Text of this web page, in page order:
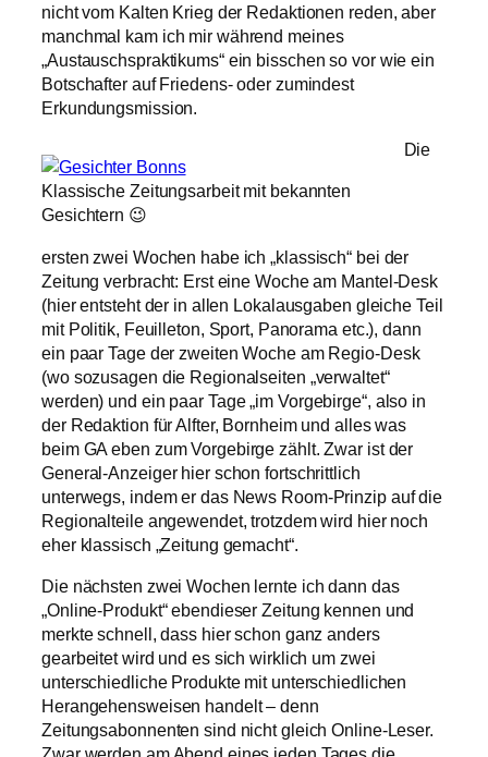
nicht vom Kalten Krieg der Redaktionen reden, aber
manchmal kam ich mir während meines
„Austauschspraktikums“ ein bisschen so vor wie ein
Botschafter auf Friedens- oder zumindest
Erkundungsmission.
Klassische Zeitungsarbeit mit bekannten
Gesichtern 😉
Die
ersten zwei Wochen habe ich „klassisch“ bei der
Zeitung verbracht: Erst eine Woche am Mantel-Desk
(hier entsteht der in allen Lokalausgaben gleiche Teil
mit Politik, Feuilleton, Sport, Panorama etc.), dann
ein paar Tage der zweiten Woche am Regio-Desk
(wo sozusagen die Regionalseiten „verwaltet“
werden) und ein paar Tage „im Vorgebirge“, also in
der Redaktion für Alfter, Bornheim und alles was
beim GA eben zum Vorgebirge zählt. Zwar ist der
General-Anzeiger hier schon fortschrittlich
unterwegs, indem er das News Room-Prinzip auf die
Regionalteile angewendet, trotzdem wird hier noch
eher klassisch „Zeitung gemacht“.
Die nächsten zwei Wochen lernte ich dann das
„Online-Produkt“ ebendieser Zeitung kennen und
merkte schnell, dass hier schon ganz anders
gearbeitet wird und es sich wirklich um zwei
unterschiedliche Produkte mit unterschiedlichen
Herangehensweisen handelt – denn
Zeitungsabonnenten sind nicht gleich Online-Leser.